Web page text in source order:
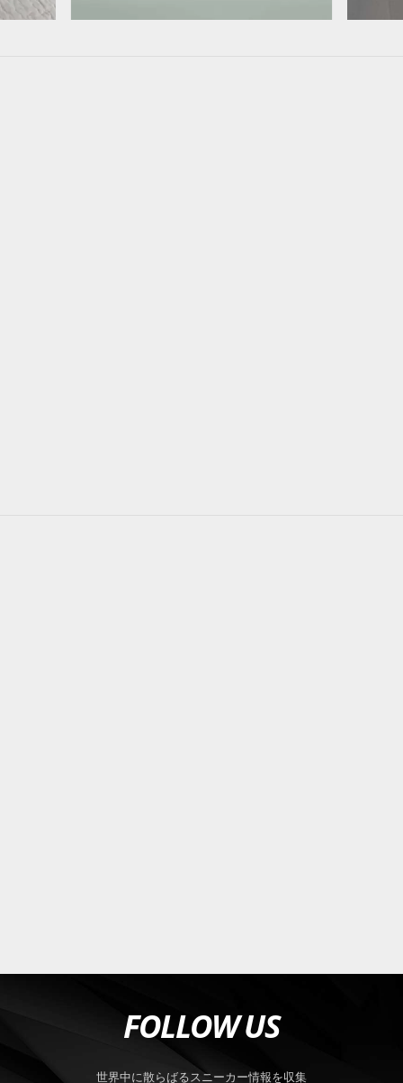
FOLLOW US
世界中に散らばるスニーカー情報を収集